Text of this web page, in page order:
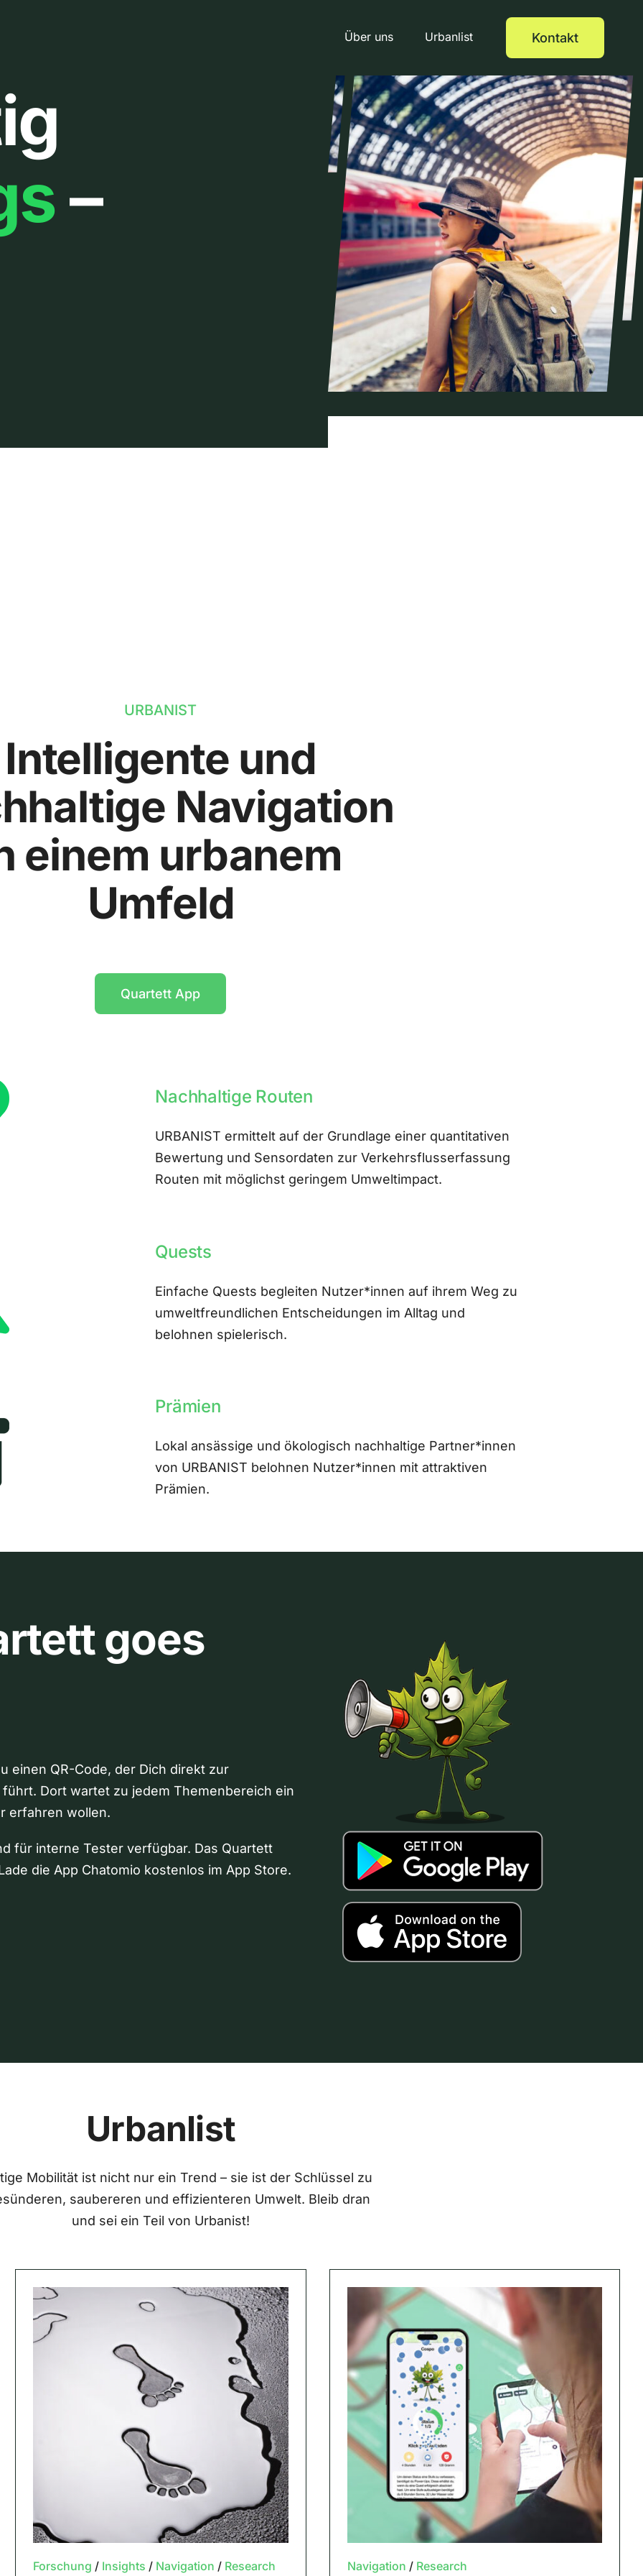
Über uns Urbanlist Kontakt
–
URBANIST
Intelligente und
Navigation
einem urbanem
Umfeld
Quartett App
Nachhaltige Routen
URBANIST ermittelt auf der Grundlage einer quantitativen
Bewertung und Sensordaten zur Verkehrsflusserfassung
Routen mit möglichst geringem Umweltimpact.
Quests
Einfache Quests begleiten Nutzer*innen auf ihrem Weg zu
umweltfreundlichen Entscheidungen im Alltag und
belohnen spielerisch.
Prämien
Lokal ansässige und ökologisch nachhaltige Partner*innen
von URBANIST belohnen Nutzer*innen mit attraktiven
Prämien.
goes
einen QR-Code, der Dich direkt zur
Dort wartet zu jedem Themenbereich ein
erfahren wollen.
für interne Tester verfügbar. Das Quartett
die App Chatomio kostenlos im App Store.
Urbanlist
Mobilität ist nicht nur ein Trend – sie ist der Schlüssel zu
saubereren und effizienteren Umwelt. Bleib dran
und sei ein Teil von Urbanist!
Forschung / Insights / Navigation / Research Navigation / Research